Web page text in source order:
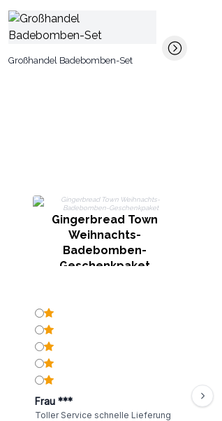
Großhandel Badebomben-Set
Gingerbread Town
Weihnachts-
Badebomben-
Geschenkpaket
Frau ***
Toller Service schnelle Lieferung